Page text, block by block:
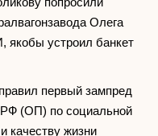
Олега
устроил банкет
первый зампред
(ОП) по социальной
качеству жизни